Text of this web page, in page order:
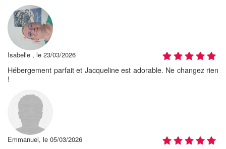
Isabelle , le 23/03/2026
Hébergement parfait et Jacqueline est adorable. Ne changez rien
!
Emmanuel, le 05/03/2026